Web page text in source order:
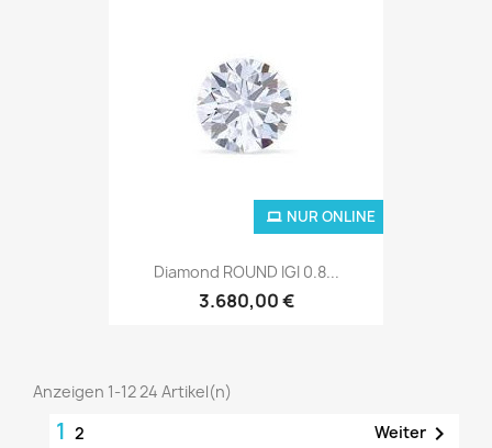
Diamond ROUND IGI 0.8...
3.680,00 €
NUR ONLINE
Anzeigen 1-12 24 Artikel(n)
1 2 Weiter 